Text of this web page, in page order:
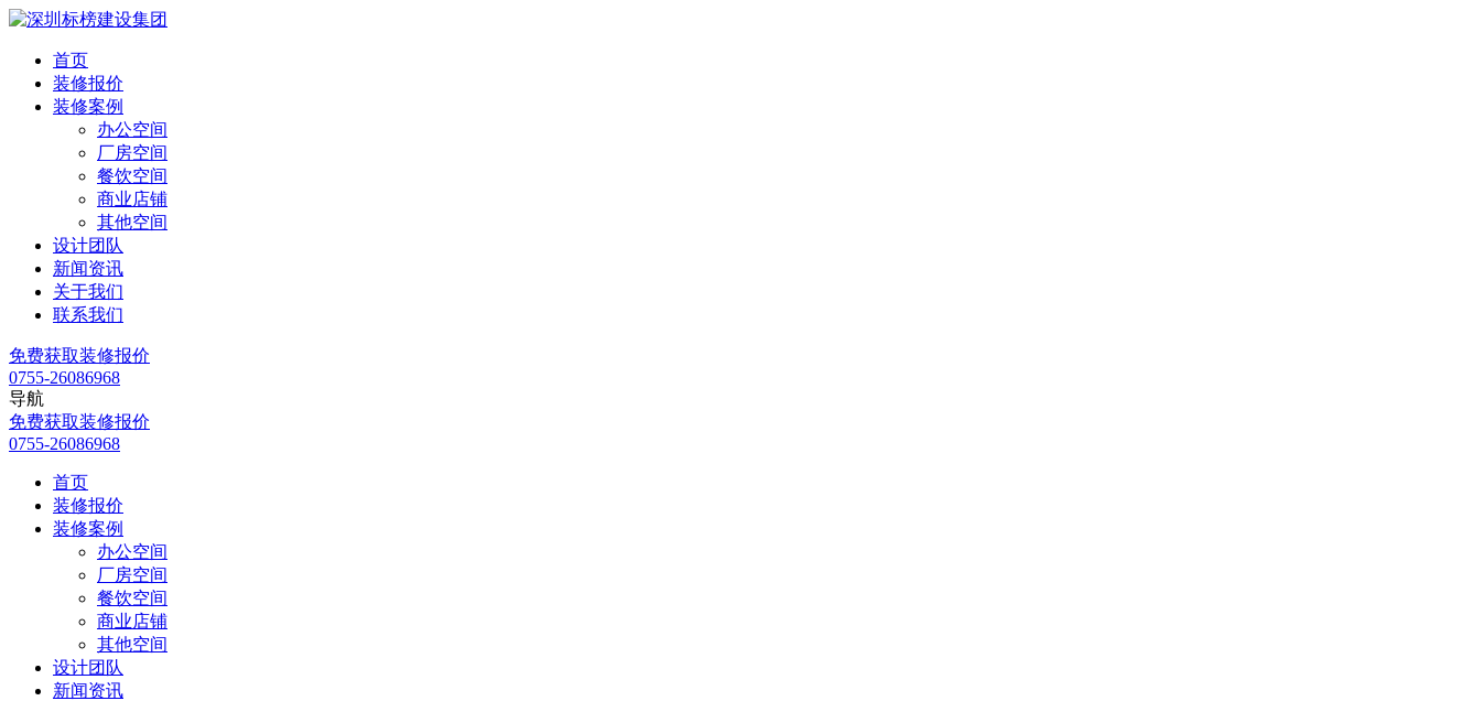
首页
装修报价
装修案例
办公空间
厂房空间
餐饮空间
商业店铺
其他空间
设计团队
新闻资讯
关于我们
联系我们
免费获取装修报价
0755-26086968
导航
免费获取装修报价
0755-26086968
首页
装修报价
装修案例
办公空间
厂房空间
餐饮空间
商业店铺
其他空间
设计团队
新闻资讯